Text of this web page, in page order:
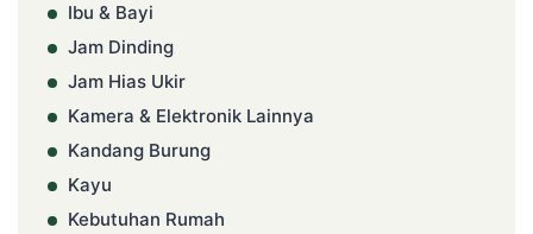
Ibu & Bayi
Jam Dinding
Jam Hias Ukir
Kamera & Elektronik Lainnya
Kandang Burung
Kayu
Kebutuhan Rumah